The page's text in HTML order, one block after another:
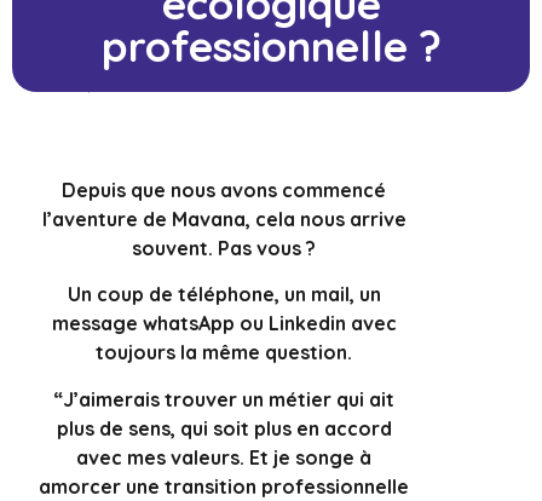
professionnelle ?
Depuis que nous avons commencé
l’aventure de Mavana, cela nous arrive
souvent. Pas vous ?
Un coup de téléphone, un mail, un
message whatsApp ou Linkedin avec
toujours la même question.
“J’aimerais trouver un métier qui ait
plus de sens, qui soit plus en accord
avec mes valeurs. Et je songe à
amorcer une transition professionnelle